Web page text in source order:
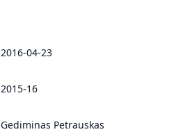
2016-04-23
2015-16
Gediminas Petrauskas